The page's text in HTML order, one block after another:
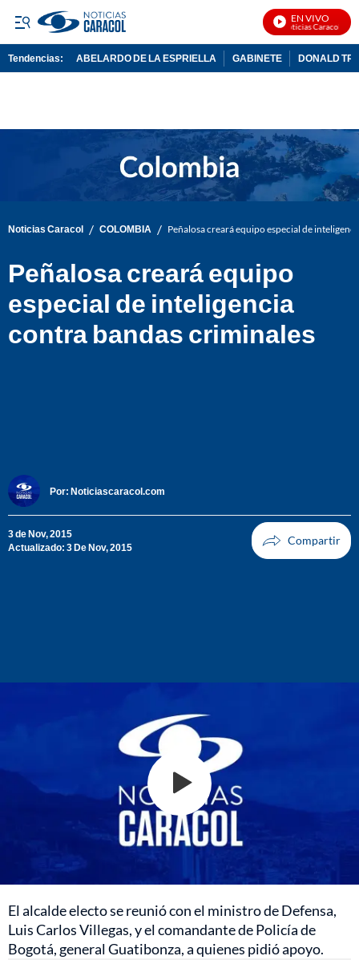
EN VIVO
Noticias Caracol En
Tendencias: ABELARDO DE LA ESPRIELLA GABINETE DONALD
Noticias Caracol / COLOMBIA / Peñalosa creará equipo especial de
Peñalosa creará equipo
especial de inteligencia
contra bandas criminales
Por: Noticiascaracol.com
3 de Nov, 2015
Actualizado: 3 De Nov, 2015
El alcalde electo se reunió con el ministro de Defensa,
Luis Carlos Villegas, y el comandante de Policía de
Bogotá, general Guatibonza, a quienes pidió apoyo.